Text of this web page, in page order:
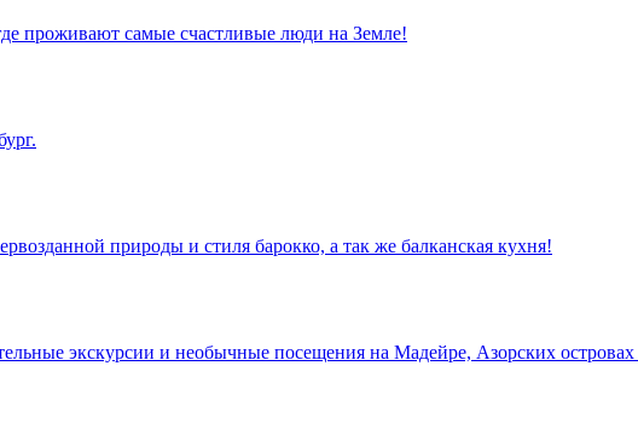
проживают самые счастливые люди на Земле!
природы и стиля барокко, а так же балканская кухня!
экскурсии и необычные посещения на Мадейре, Азорских